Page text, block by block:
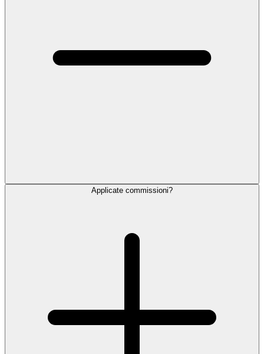
Applicate commissioni?